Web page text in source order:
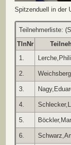
Spitzenduell in der
Teilnehmerliste:
TlnNr
1.
2.
3.
4.
5.
6.